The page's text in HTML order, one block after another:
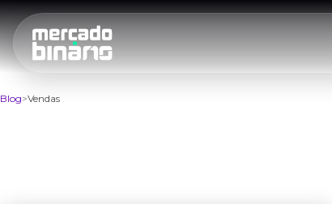
Blog Vendas